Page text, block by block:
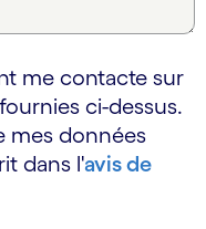
me contacte sur
ci-dessus.
mes données
dans l'avis de